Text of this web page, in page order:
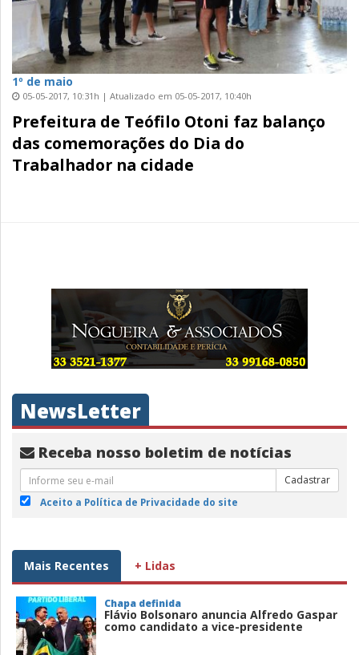
1º de maio
05-05-2017, 10:31h | Atualizado em 05-05-2017, 10:40h
Prefeitura de Teófilo Otoni faz balanço
das comemorações do Dia do
Trabalhador na cidade
NewsLetter
Receba nosso boletim de notícias
Cadastrar
Aceito a Política de Privacidade do site
Mais Recentes + Lidas
Chapa definida
Flávio Bolsonaro anuncia Alfredo Gaspar
como candidato a vice-presidente